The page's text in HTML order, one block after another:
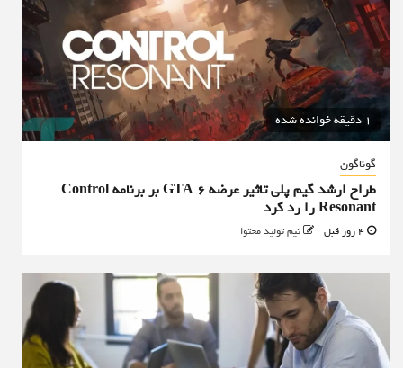
1 دقیقه خوانده شده
گوناگون
طراح ارشد گیم پلی تاثیر عرضه GTA 6 بر برنامه Control
Resonant را رد کرد
تیم تولید محتوا